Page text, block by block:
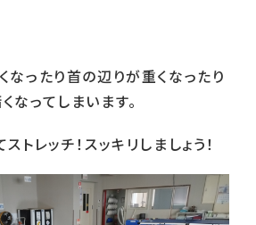
なったり首の辺りが重くなったり
なってしまいます。
トレッチ！スッキリしましょう！